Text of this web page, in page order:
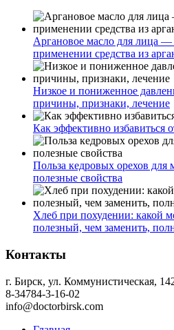
Аргановое масло для лица —
применении средства из
Низкое и пониженное
причины, признаки, лечение
Как эффективно избавиться
Польза кедровых орехов
полезные свойства
Хлеб при похудении: какой
полезный, чем заменить,
Контакты
г. Бирск, ул. Коммунистическая,
8-34784-3-16-02
info@doctorbirsk.com